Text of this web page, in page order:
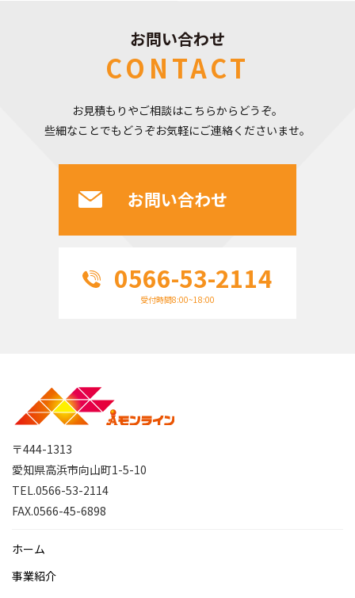
お問い合わせ
CONTACT
お見積もりやご相談はこちらからどうぞ。
些細なことでもどうぞお気軽にご連絡くださいませ。
お問い合わせ
0566-53-2114
受付時間8:00~18:00
〒444-1313
愛知県高浜市向山町1-5-10
TEL.0566-53-2114
FAX.0566-45-6898
ホーム
事業紹介